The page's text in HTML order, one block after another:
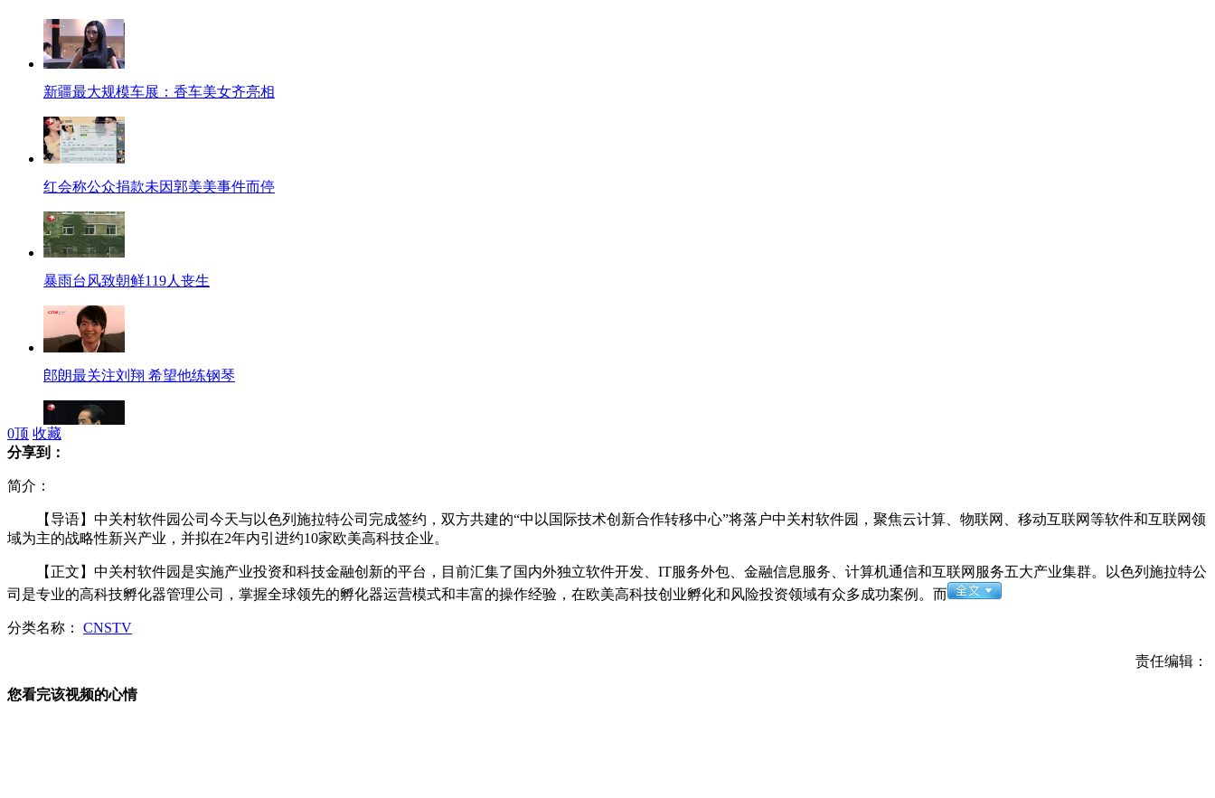
新疆最大规模车展：香车美女齐亮相
红会称公众捐款未因郭美美事件而停
暴雨台风致朝鲜119人丧生
郎朗最关注刘翔 希望他练钢琴
传郭晶晶霍启刚婚礼费用缩水
0顶 收藏
分享到：
简介：
【导语】中关村软件园公司今天与以色列施拉特公司完成签约，双方共建的“中以国际技术创新合作转移中心”将落户中关村软件园，聚焦云计算、物联网、移动互联网等软件和互联网领
域为主的战略性新兴产业，并拟在2年内引进约10家欧美高科技企业。
【正文】中关村软件园是实施产业投资和科技金融创新的平台，目前汇集了国内外独立软件开发、IT服务外包、金融信息服务、计算机通信和互联网服务五大产业集群。以色列施拉特公
司是专业的高科技孵化器管理公司，掌握全球领先的孵化器运营模式和丰富的操作经验，在欧美高科技创业孵化和风险投资领域有众多成功案例。而
分类名称： CNSTV
责任编辑：
您看完该视频的心情